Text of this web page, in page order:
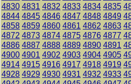
4830 4831 4832 4833 4834 4835
4844 4845 4846 4847 4848 4849
4858 4859 4860 4861 4862 4863
4872 4873 4874 4875 4876 4877
4886 4887 4888 4889 4890 4891
4900 4901 4902 4903 4904 4905
4914 4915 4916 4917 4918 4919
4928 4929 4930 4931 4932 4933